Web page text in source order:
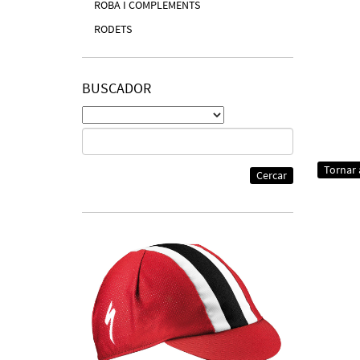
ROBA I COMPLEMENTS
RODETS
BUSCADOR
Cercar Tornar